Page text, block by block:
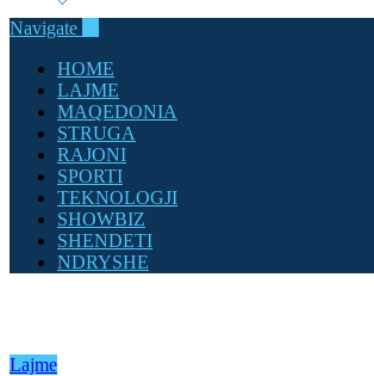
Navigate
HOME
LAJME
MAQEDONIA
STRUGA
RAJONI
SPORTI
TEKNOLOGJI
SHOWBIZ
SHENDETI
NDRYSHE
Lajme